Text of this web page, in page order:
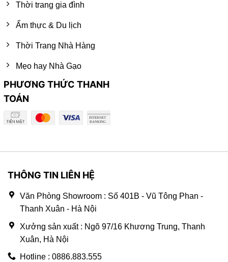
Thời trang gia đình
Ẩm thực & Du lịch
Thời Trang Nhà Hàng
Mẹo hay Nhà Gạo
PHƯƠNG THỨC THANH
TOÁN
THÔNG TIN LIÊN HỆ
Văn Phòng Showroom : Số 401B - Vũ Tông Phan -
Thanh Xuân - Hà Nội
Xưởng sản xuất : Ngõ 97/16 Khương Trung, Thanh
Xuân, Hà Nội
Hotline : 0886.883.555